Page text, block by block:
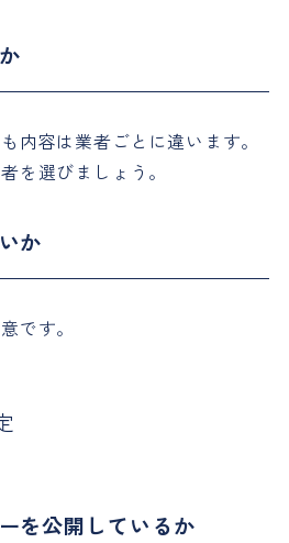
内容は業者ごとに違います。
を選びましょう。
か
です。
を公開しているか